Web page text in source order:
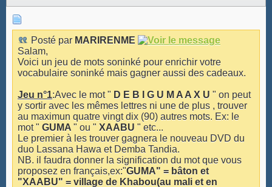
Posté par MARIRENME
Salam,
Voici un jeu de mots soninké pour enrichir votre
vocabulaire soninké mais gagner aussi des cadeaux.
Jeu n°1:Avec le mot " D E B I G U M A A X U " on peut
y sortir avec les mêmes lettres ni une de plus , trouver
au maximun quatre vingt dix (90) autres mots. Ex: le
mot " GUMA " ou " XAABU " etc...
Le premier à les trouver gagnera le nouveau DVD du
duo Lassana Hawa et Demba Tandia.
NB. il faudra donner la signification du mot que vous
proposez en français,ex:"GUMA" = bâton et
"XAABU" = village de Khabou(au mali et en